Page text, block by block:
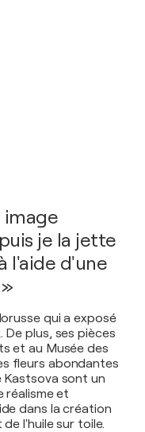
image
je la jette
l'aide d'une
qui a exposé
De plus, ses pièces
et au Musée des
fleurs abondantes
Kastsova sont un
réalisme et
dans la création
l'huile sur toile.